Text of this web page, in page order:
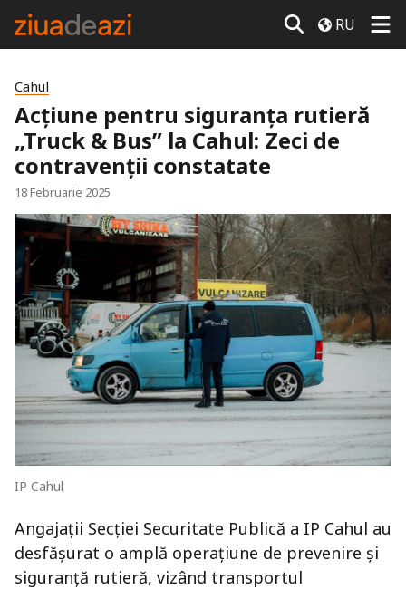
RU
Cahul
Acțiune pentru siguranța rutieră
„Truck & Bus” la Cahul: Zeci de
contravenții constatate
18 Februarie 2025
IP Cahul
Angajații Secției Securitate Publică a IP Cahul au
desfășurat o amplă operațiune de prevenire și
siguranță rutieră, vizând transportul